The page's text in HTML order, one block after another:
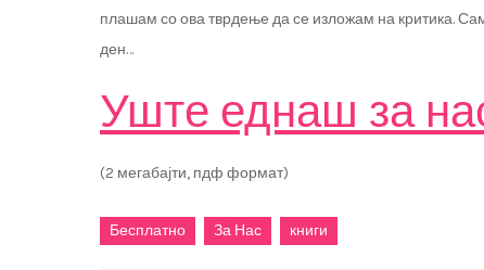
плашам со ова тврдење да се изложам на критика.
ден…
Уште еднаш за
(2 мегабајти, пдф формат)
Бесплатно За Нас книги